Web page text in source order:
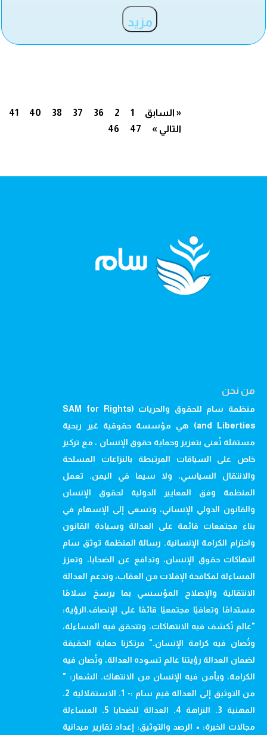
مزيد
« السابق 1
2
36
37
38
40
41
46
47 التالي »
من نحن
منظمة سام للحقوق والحريات (SAM for Rights
and Liberties) هي مؤسسة حقوقية غير ربحية
مستقلة تُعنى بتعزيز وحماية حقوق الإنسان ، مع تركيز
خاص على السياقات المرتبطة بالنزاعات المسلحة
والانتقال السياسي، ولا سيما في اليمن. تعمل
المنظمة وفق المعايير الدولية لحقوق الإنسان
والقانون الدولي الإنساني، وتسعى إلى الإسهام في
بناء مجتمعات قائمة على العدالة وسيادة القانون
واحترام الكرامة الإنسانية. رسالة المنظمة توثق سام
انتهاكات حقوق الإنسان، وتدافع عن الضحايا، وتعزز
المساءلة لمكافحة الإفلات من العقاب، وتدعم العدالة
الانتقالية والإصلاح المؤسسي بما يرسخ سلامًا
مستدامًا وتعافيًا مجتمعيًا قائمًا على الإنصاف.الرؤية:
"عالم تُكشف فيه الانتهاكات، وتتحقق فيه المساءلة،
وتُصان فيه كرامة الإنسان." مرتكزنا حماية الحقيقة
لضمان العدالة رؤيتنا عالم تسوده العدالة، وتُصان فيه
الكرامة، ويأمن فيه الإنسان من الانتهاك. الشعار: "
من التوثيق إلى العدالة قيم سام :- 1. الاستقلالية 2.
المهنية 3. النزاهة 4. العدالة للضحايا 5. المساءلة
مجالات الخبرة: • الرصد والتوثيق: إعداد تقارير ميدانية